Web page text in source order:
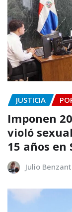
JUSTICIA
Imponen
violó
15 años en
Julio Benzant